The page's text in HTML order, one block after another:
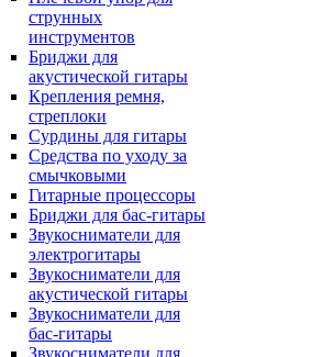
струнных
инструментов
Бриджи для
акустической гитары
Крепления ремня,
стреплоки
Сурдины для гитары
Средства по уходу за
смычковыми
Гитарные процессоры
Бриджи для бас-гитары
Звукосниматели для
электрогитары
Звукосниматели для
акустической гитары
Звукосниматели для
бас-гитары
Звукосниматели для